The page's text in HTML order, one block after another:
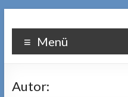
Inhalt
springenMenü
Autor: